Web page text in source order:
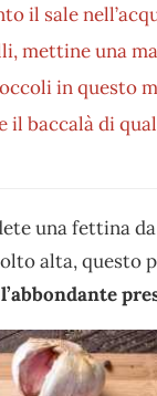
il sale
mettine una
in questo
il baccalà di
una fettina
alta, questo
l’abbondante